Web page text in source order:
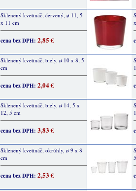
Sklenený kvetináč, červený, ø 11, 5
x 11 cm
cena bez DPH: 2,85 €
Sklenený kvetináč, biely, ø 10 x 8, 5
cm
cena bez DPH: 2,04 €
Sklenený kvetináč, biely, ø 14, 5 x
12, 5 cm
cena bez DPH: 3,83 €
Sklenený kvetináč, okrúhly, ø 9 x 8
cm
cena bez DPH: 2,53 €